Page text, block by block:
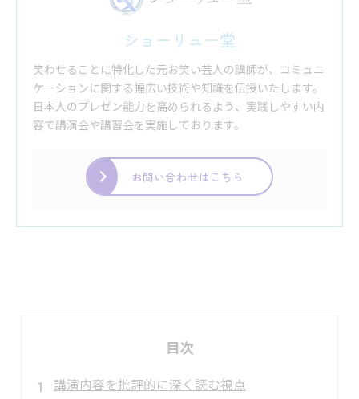
ショーリュー堂
笑わせることに特化した元お笑い芸人の講師が、コミュニ
ケーションに関する幅広い技術や知識を伝授いたします。
日本人のプレゼン能力を高められるよう、実践しやすい内
容で講演会や講習会を実施しております。
お問い合わせはこちら
目次
講演内容を批評的に深く読む視点